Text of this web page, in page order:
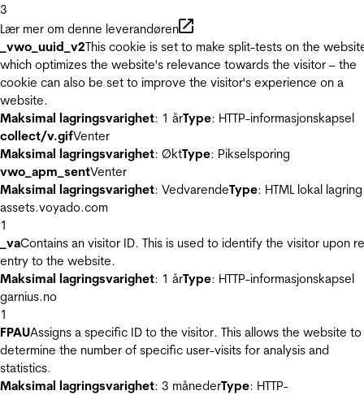
3
Lær mer om denne leverandøren
_vwo_uuid_v2This cookie is set to make split-tests on the
which optimizes the website's relevance towards the visitor – the
cookie can also be set to improve the visitor's experience on a
website.
Maksimal lagringsvarighet: 1 årType: HTTP-informasjonskapsel
collect/v.gifVenter
Maksimal lagringsvarighet: ØktType: Pikselsporing
vwo_apm_sentVenter
Maksimal lagringsvarighet: VedvarendeType: HTML lokal lagring
assets.voyado.com
1
_vaContains an visitor ID. This is used to identify the visitor upon
entry to the website.
Maksimal lagringsvarighet: 1 årType: HTTP-informasjonskapsel
garnius.no
1
FPAUAssigns a specific ID to the visitor. This allows the website to
determine the number of specific user-visits for analysis and
statistics.
Maksimal lagringsvarighet: 3 månederType: HTTP-